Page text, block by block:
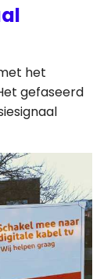
het
gefaseerd